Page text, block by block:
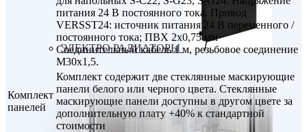
ЭЛЕКТРО РАДИАТОРЫ
питания 24 В постоянного тока. Привод
VERSST24: источник питания 24 В переменного /
постоянного тока; ПВХ 2x0,75 мм
Соединительный кабель 1 м, резьбовое соединение
M30x1,5.
Комплект
панелей
Комплект содержит две стеклянные маскирующие
панели белого или черного цвета. Стеклянные
маскирующие панели доступны в другом цвете за
дополнительную плату +40% к стандартной
стоимости